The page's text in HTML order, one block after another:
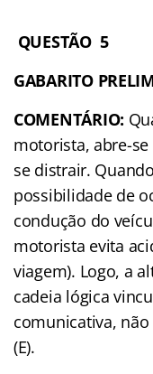
QUESTÃO 5
GABARITO
COMENTÁRIO:
motorista, abre-
se distrair.
possibilidade de
condução do
motorista evita
viagem). Logo, a
cadeia lógica
comunicativa, não
(E).